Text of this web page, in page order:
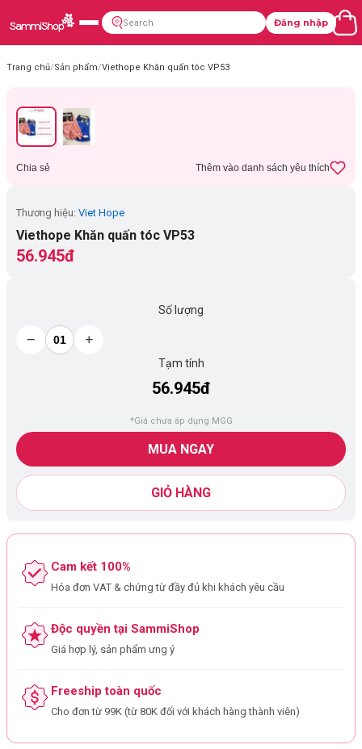
Đăng nhập
Trang chủ/Sản phẩm/Viethope Khăn quấn tóc VP53
Chia sẻ Thêm vào danh sách yêu thích
Thương hiệu: Viet Hope
Viethope Khăn quấn tóc VP53
56.945đ
Số lượng
− +
Tạm tính
56.945đ
*Giá chưa áp dụng MGG
MUA NGAY
GIỎ HÀNG
Cam kết 100%
Hóa đơn VAT & chứng từ đầy đủ khi khách yêu cầu
Độc quyền tại SammiShop
Giá hợp lý, sản phẩm ưng ý
Freeship toàn quốc
Cho đơn từ 99K (từ 80K đối với khách hàng thành viên)